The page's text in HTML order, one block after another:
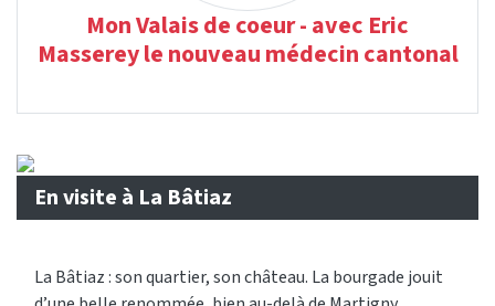
Mon Valais de coeur - avec Eric
Masserey le nouveau médecin cantonal
En visite à La Bâtiaz
La Bâtiaz : son quartier, son château. La bourgade jouit